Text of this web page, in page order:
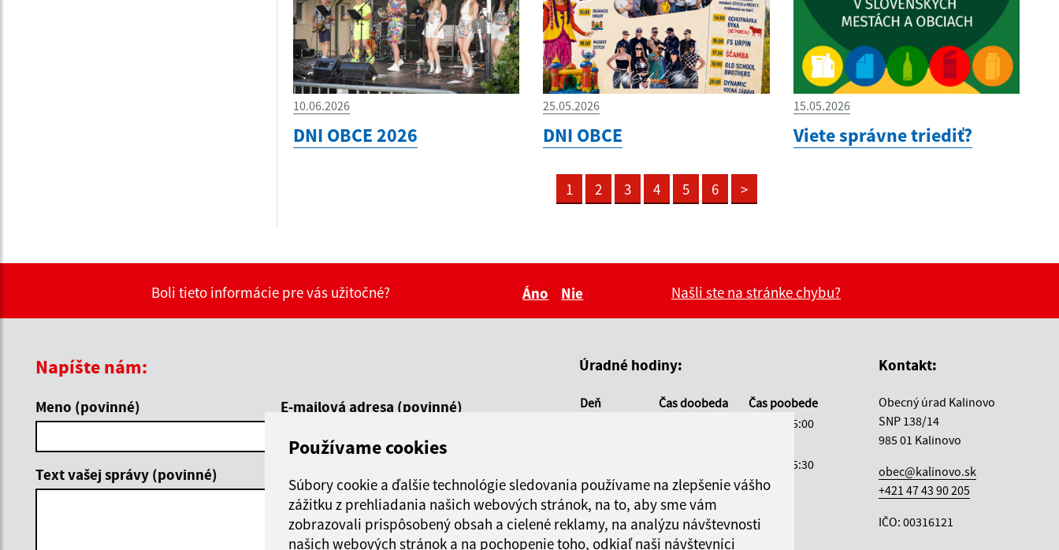
Používame cookies
Súbory cookie a ďalšie technológie sledovania používame na zlepšenie vášho
zážitku z prehliadania našich webových stránok, na to, aby sme vám
zobrazovali prispôsobený obsah a cielené reklamy, na analýzu návštevnosti
našich webových stránok a na pochopenie toho, odkiaľ naši návštevníci
10.06.2026
DNI OBCE 2026
25.05.2026
DNI OBCE
15.05.2026
Viete správne triediť?
1 2 3 4 5 6 >
Boli tieto informácie pre vás užitočné?
Áno
Nie
Našli ste na stránke chybu?
Napíšte nám:
Meno (povinné) E-mailová adresa (povinné)
Text vašej správy (povinné)
Úradné hodiny:
Deň Čas doobeda
Čas poobede
13:00 - 15:00
13:00 - 15:30
Štvrtok:
8:00 - 12:00
Piatok:
nestránkový deň
Obecná knižnica
Kontakt:
Obecný úrad Kalinovo
SNP 138/14
985 01 Kalinovo
obec@kalinovo.sk
+421 47 43 90 205
IČO: 00316121